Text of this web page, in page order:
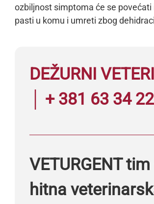
ozbiljnost simptoma će se povećati
pasti u komu i umreti zbog
DEŽURNI
│ + 381 63 34
VETURGENT
hitna